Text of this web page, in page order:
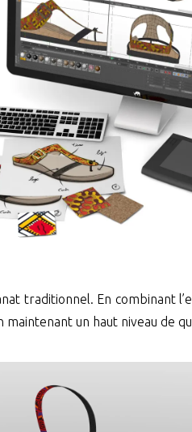
traditionnel. En combinant
un haut niveau de